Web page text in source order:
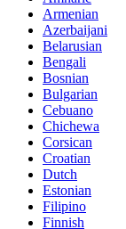
Armenian
Azerbaijani
Belarusian
Bengali
Bosnian
Bulgarian
Cebuano
Chichewa
Corsican
Croatian
Dutch
Estonian
Filipino
Finnish